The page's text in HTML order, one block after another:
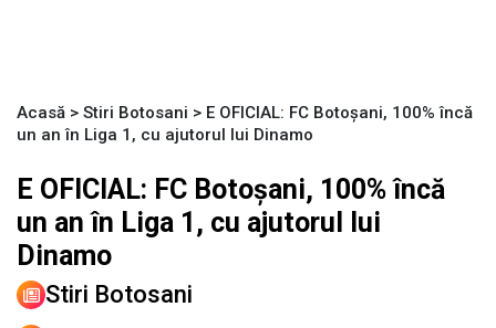
Acasă > Stiri Botosani > E OFICIAL: FC Botoşani, 100% încă
un an în Liga 1, cu ajutorul lui Dinamo
E OFICIAL: FC Botoşani, 100% încă
un an în Liga 1, cu ajutorul lui
Dinamo
Stiri Botosani